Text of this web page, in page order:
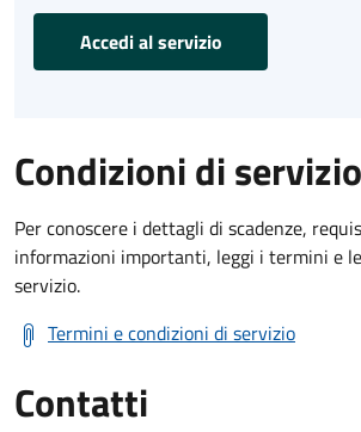
Accedi al servizio
Condizioni di servizio
Per conoscere i dettagli di scadenze,
informazioni importanti, leggi i termini e
servizio.
Termini e condizioni di servizio
Contatti